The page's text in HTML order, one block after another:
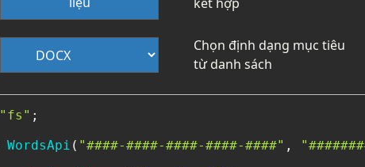
kết hợp
Chọn định dạng mục tiêu
từ danh sách
"fs" ;
WordsApi ( "####-####-####-####-####" ,